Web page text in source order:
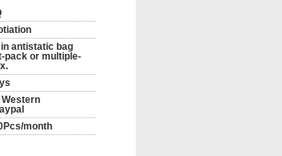
antistatic bag
pack or multiple-
Western
month